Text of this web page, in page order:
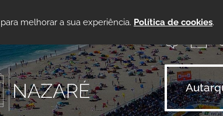
melhorar a sua experiência. Política de cookies.